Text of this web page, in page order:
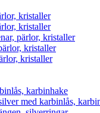
kristaller
kristaller
pärlor, kristaller
kristaller
kristaller
karbinhake
med karbinlås,